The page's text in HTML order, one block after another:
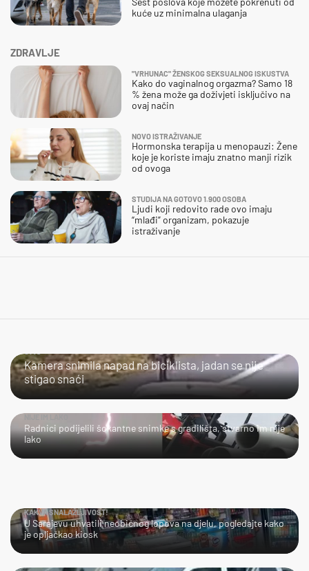
ZDRAVLJE
"VRHUNAC" ŽENSKOG SEKSUALNOG ISKUSTVA
Kako do vaginalnog orgazma? Samo 18
% žena može ga doživjeti isključivo na
ovaj način
NOVO ISTRAŽIVANJE
Hormonska terapija u menopauzi: Žene
koje je koriste imaju znatno manji rizik
od ovoga
STUDIJA NA GOTOVO 1.900 OSOBA
Ljudi koji redovito rade ovo imaju
“mlađi” organizam, pokazuje
istraživanje
kuće uz minimalna ulaganja
Kamera snimila napad na biciklista, jadan se nije
stigao snaći
Radnici podijelili šokantne snimke s gradilišta, stvarno im nije
lako
KAKVA SNALAŽLJIVOST!
U Sarajevu uhvatili neobičnog lopova na djelu, pogledajte kako
je opljačkao kiosk